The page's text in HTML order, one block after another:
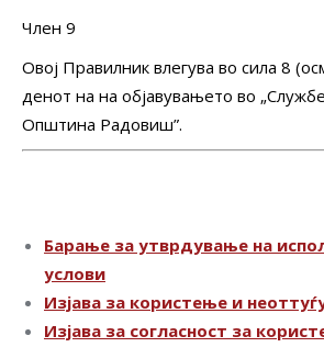
Член 9
Овој Правилник влегува во сила 8
денот на на објавувањето во
Општина Радовиш”.
Барање за утврдување на
услови
Изјава за користење и
Изјава за согласност за